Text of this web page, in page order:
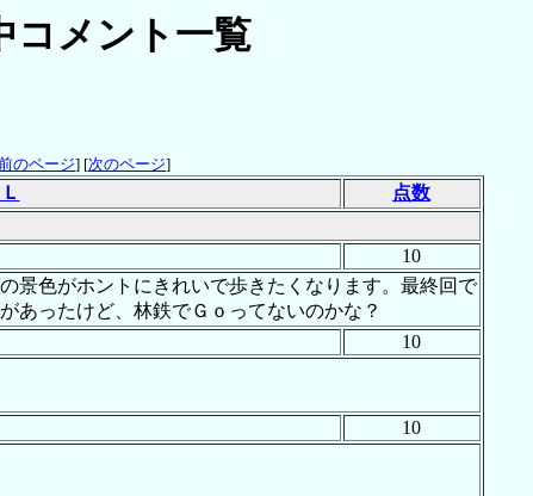
コメント一覧
のページ] [次のページ]
点数
10
景色がホントにきれいで歩きたくなります。最終回で
あったけど、林鉄でＧｏってないのかな？
10
10